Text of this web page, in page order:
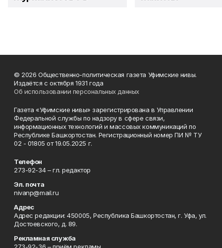
© 2026 Общественно-политическая газета Уфимские нивы.
Издаётся с октября 1931 года
Об использовании персональных данных
Газета «Уфимские нивы» зарегистрирована в Управлении
Федеральной службы по надзору в сфере связи,
информационных технологий и массовых коммуникаций по
Республике Башкортостан. Регистрационный номер ПИ № ТУ
02 - 01805 от 19.05.2025 г.
Телефон
273-92-34 – гл. редактор
Эл. почта
nivanp@mail.ru
Адрес
Адрес редакции: 450005, Республика Башкортостан, г. Уфа, ул.
Достоевского, д. 89.
Рекламная служба